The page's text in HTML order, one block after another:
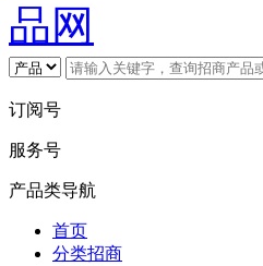
订阅号
服务号
产品类导航
首页
分类招商